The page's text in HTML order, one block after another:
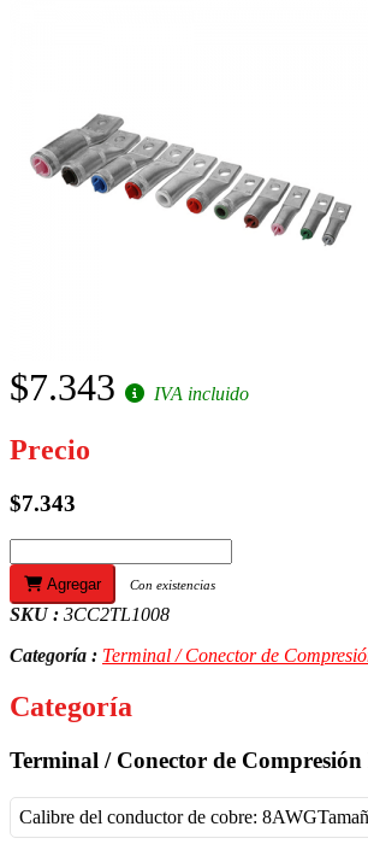
$7.343 IVA incluido
Precio
$7.343
Agregar Con existencias
SKU : 3CC2TL1008
Categoría : Terminal / Conector de
Categoría
Terminal / Conector de
Calibre del conductor de cobre: 8AWG